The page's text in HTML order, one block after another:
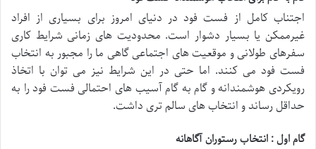
اجتناب کامل از فست فود در دنیای امروز برای بسیاری از افراد
غیرممکن یا بسیار دشوار است. محدودیت های زمانی شرایط کاری
سفرهای طولانی و موقعیت های اجتماعی گاهی ما را مجبور به انتخاب
فست فود می کنند. اما حتی در این شرایط نیز می توان با اتخاذ
رویکردی هوشمندانه و گام به گام آسیب های احتمالی فست فود را به
حداقل رساند و انتخاب های سالم تری داشت.
گام اول : انتخاب رستوران آگاهانه